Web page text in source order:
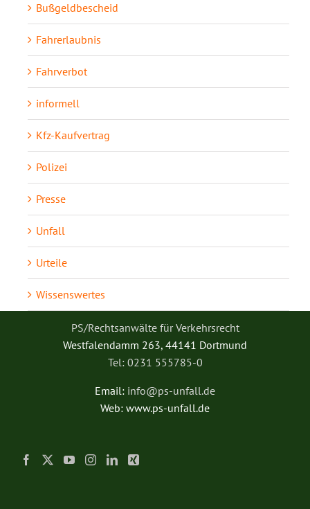
Bußgeldbescheid
Fahrerlaubnis
Fahrverbot
informell
Kfz-Kaufvertrag
Polizei
Presse
Unfall
Urteile
Wissenswertes
PS/Rechtsanwälte für Verkehrsrecht
Westfalendamm 263, 44141 Dortmund
Tel: 0231 555785-0
Email: info@ps-unfall.de
Web: www.ps-unfall.de